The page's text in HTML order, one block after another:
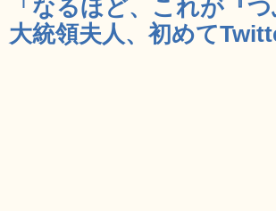
「なるほど、これが『
大統領夫人、初めて